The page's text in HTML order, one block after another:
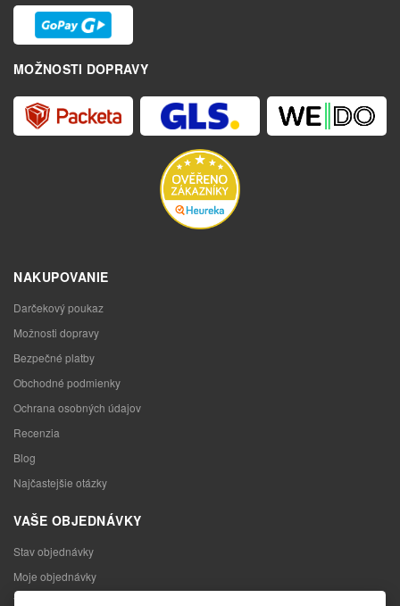
MOŽNOSTI DOPRAVY
NAKUPOVANIE
Darčekový poukaz
Možnosti dopravy
Bezpečné platby
Obchodné podmienky
Ochrana osobných údajov
Recenzia
Blog
Najčastejšie otázky
VAŠE OBJEDNÁVKY
Stav objednávky
Moje objednávky
Výmena tovaru